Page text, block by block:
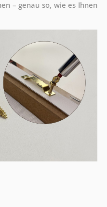
– genau so, wie es Ihnen